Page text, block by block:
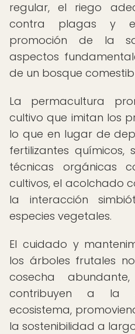
regular, el riego
contra plagas y
promoción de la
aspectos
de un bosque
La permacultura
cultivo que imitan los
lo que en lugar de
fertilizantes
técnicas orgánicas
cultivos, el acolchado
la interacción
especies vegetales.
El cuidado y
los árboles frutales
cosecha
contribuyen a la
ecosistema,
la sostenibilidad a